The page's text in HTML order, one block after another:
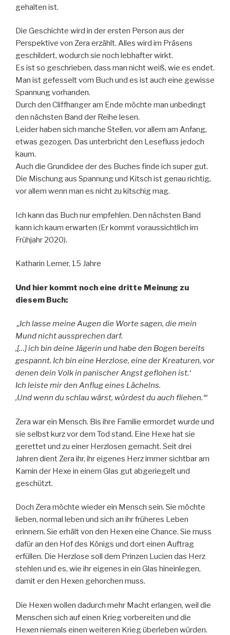
gehalten ist.
Die Geschichte wird in der ersten Person aus der
Perspektive von Zera erzählt. Alles wird im Präsens
geschildert, wodurch sie noch lebhafter wirkt.
Es ist so geschrieben, dass man nicht weiß, wie es endet.
Man ist gefesselt vom Buch und es ist auch eine gewisse
Spannung vorhanden.
Durch den Cliffhanger am Ende möchte man unbedingt
den nächsten Band der Reihe lesen.
Leider haben sich manche Stellen, vor allem am Anfang,
etwas gezogen. Das unterbricht den Lesefluss jedoch
kaum.
Auch die Grundidee der des Buches finde ich super gut.
Die Mischung aus Spannung und Kitsch ist genau richtig,
vor allem wenn man es nicht zu kitschig mag.
Ich kann das Buch nur empfehlen. Den nächsten Band
kann ich kaum erwarten (Er kommt voraussichtlich im
Frühjahr 2020).
Katharin Lerner, 15 Jahre
Und hier kommt noch eine dritte Meinung zu
diesem Buch:
„Ich lasse meine Augen die Worte sagen, die mein
Mund nicht aussprechen darf.
‚[…] ich bin deine Jägerin und habe den Bogen bereits
gespannt. Ich bin eine Herzlose, eine der Kreaturen, vor
denen dein Volk in panischer Angst geflohen ist.‘
Ich leiste mir den Anflug eines Lächelns.
‚Und wenn du schlau wärst, würdest du auch fliehen.‘“
Zera war ein Mensch. Bis ihre Familie ermordet wurde und
sie selbst kurz vor dem Tod stand. Eine Hexe hat sie
gerettet und zu einer Herzlosen gemacht. Seit drei
Jahren dient Zera ihr, ihr eigenes Herz immer sichtbar am
Kamin der Hexe in einem Glas gut abgeriegelt und
geschützt.
Doch Zera möchte wieder ein Mensch sein. Sie möchte
lieben, normal leben und sich an ihr früheres Leben
erinnern. Sie erhält von den Hexen eine Chance. Sie muss
dafür an den Hof des Königs und dort einen Auftrag
erfüllen. Die Herzlose soll dem Prinzen Lucien das Herz
stehlen und es, wie ihr eigenes in ein Glas hineinlegen,
damit er den Hexen gehorchen muss.
Die Hexen wollen dadurch mehr Macht erlangen, weil die
Menschen sich auf einen Krieg vorbereiten und die
Hexen niemals einen weiteren Krieg überleben würden.